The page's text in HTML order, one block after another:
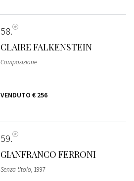
58
CLAIRE FALKENSTEIN
Composizione
VENDUTO € 256
59
GIANFRANCO FERRONI
Senza titolo, 1997